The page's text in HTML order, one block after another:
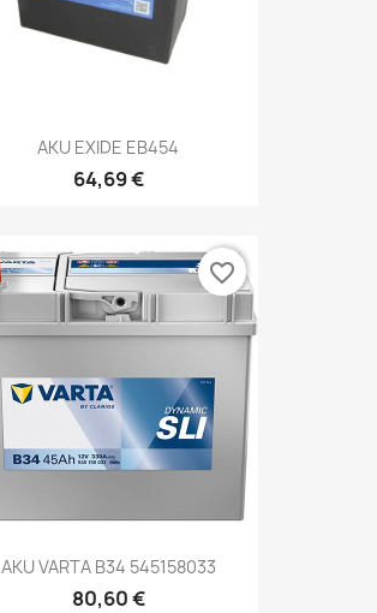
AKU EXIDE EB454
64,69 €
AKU VARTA B34 545158033
80,60 €
favorite_border